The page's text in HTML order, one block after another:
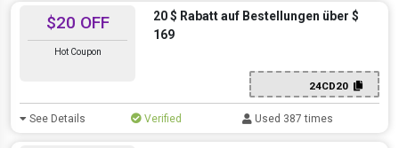
$20 OFF
Hot Coupon
20 $ Rabatt auf Bestellungen über $
169
24CD20
See Details Verified Used 387 times